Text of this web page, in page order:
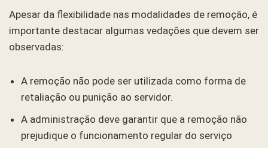
Apesar da flexibilidade nas modalidades de remoção, é
importante destacar algumas vedações que devem ser
observadas:
A remoção não pode ser utilizada como forma de
retaliação ou punição ao servidor.
A administração deve garantir que a remoção não
prejudique o funcionamento regular do serviço